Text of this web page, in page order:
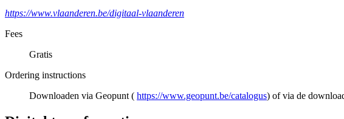
https://www.vlaanderen.be/digitaal-vlaanderen
Fees
Gratis
Ordering instructions
Downloaden via Geopunt ( https://www.geopunt.be/catalogus) of via de